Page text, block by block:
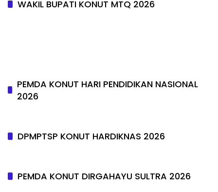
WAKIL BUPATI KONUT MTQ 2026
PEMDA KONUT HARI PENDIDIKAN NASIONAL
2026
DPMPTSP KONUT HARDIKNAS 2026
PEMDA KONUT DIRGAHAYU SULTRA 2026